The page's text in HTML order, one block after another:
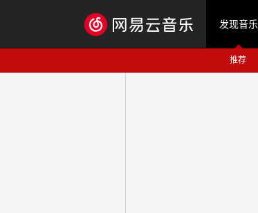
发现音乐
推荐